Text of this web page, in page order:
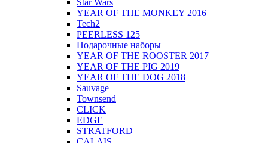
YEAR OF THE MONKEY 2016
Tech2
PEERLESS 125
Подарочные наборы
YEAR OF THE ROOSTER 2017
YEAR OF THE PIG 2019
YEAR OF THE DOG 2018
Sauvage
Townsend
CLICK
EDGE
STRATFORD